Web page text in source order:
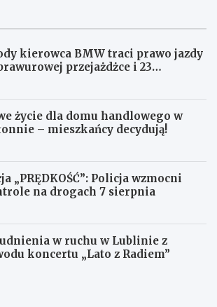
kierowca BMW traci prawo jazdy
przejażdżce i 23
życie dla domu handlowego w
– mieszkańcy decydują!
„PRĘDKOŚĆ”: Policja wzmocni
na drogach 7 sierpnia
w ruchu w Lublinie z
koncertu „Lato z Radiem”